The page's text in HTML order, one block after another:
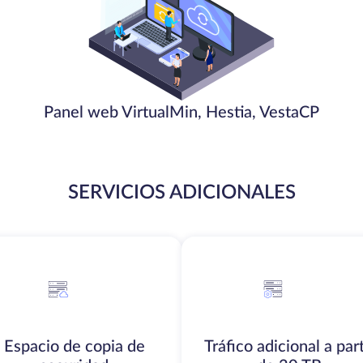
Panel web VirtualMin, Hestia, VestaCP
SERVICIOS ADICIONALES
Espacio de copia de
Tráfico adicional a